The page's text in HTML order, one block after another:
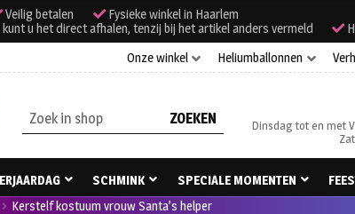
Veilig betalen
Fysieke winkel in Haarlem
u het direct afhalen, tenzij bij het artikel anders vermeld
Onze winkel
Heliumballonnen
Zoeken
naar:
Dinsdag tot en met
SCHMINK SPECIALE MOMENTEN
Kerstelf kostuum vrouw Santa’s helper